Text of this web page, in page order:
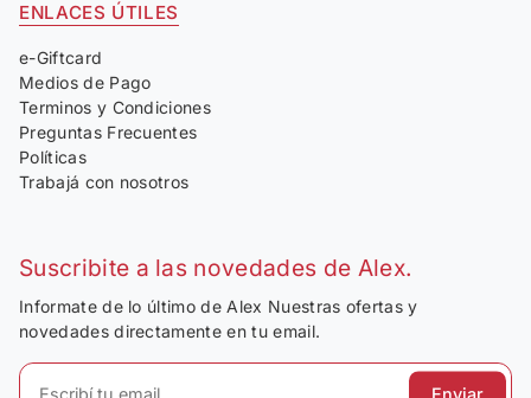
ENLACES ÚTILES
e-Giftcard
Medios de Pago
Terminos y Condiciones
Preguntas Frecuentes
Políticas
Trabajá con nosotros
Suscribite a las novedades de Alex.
Informate de lo último de Alex Nuestras ofertas y
novedades directamente en tu email.
Enviar